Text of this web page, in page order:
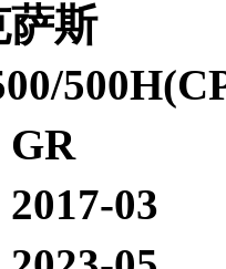
萨斯
GR
2017-03